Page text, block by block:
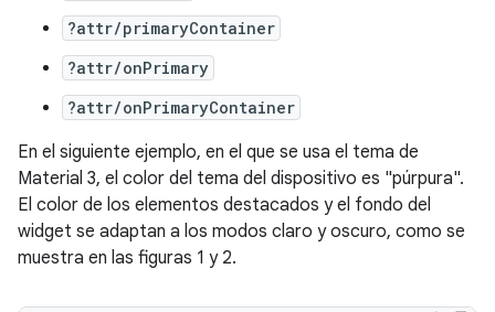
?attr/primaryContainer
?attr/onPrimary
?attr/onPrimaryContainer
En el siguiente ejemplo, en el que se usa el tema de
Material 3, el color del tema del dispositivo es "púrpura".
El color de los elementos destacados y el fondo del
widget se adaptan a los modos claro y oscuro, como se
muestra en las figuras 1 y 2.